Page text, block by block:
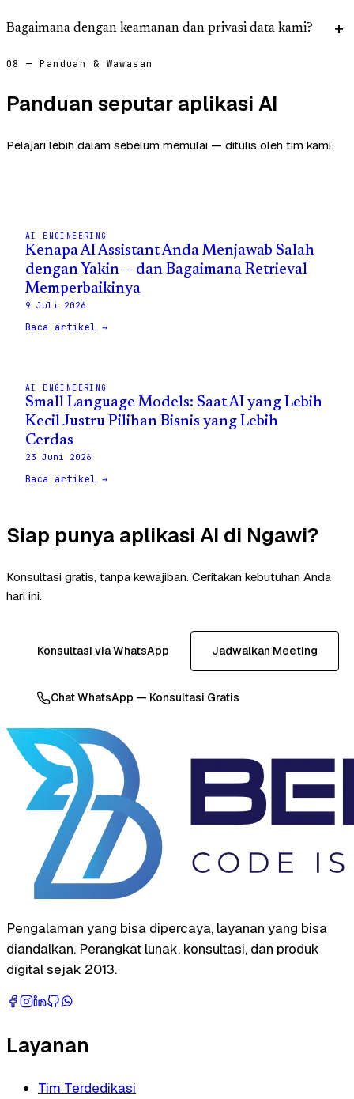
Bagaimana dengan keamanan dan privasi data kami?
08 — Panduan & Wawasan
Panduan seputar aplikasi AI
Pelajari lebih dalam sebelum memulai — ditulis oleh tim kami.
AI ENGINEERING
Kenapa AI Assistant Anda Menjawab Salah
dengan Yakin — dan Bagaimana Retrieval
Memperbaikinya
9 Juli 2026
Baca artikel →
AI ENGINEERING
Small Language Models: Saat AI yang Lebih
Kecil Justru Pilihan Bisnis yang Lebih
Cerdas
23 Juni 2026
Baca artikel →
Siap punya aplikasi AI di Ngawi?
Konsultasi gratis, tanpa kewajiban. Ceritakan kebutuhan Anda
hari ini.
Konsultasi via WhatsApp Jadwalkan Meeting
Chat WhatsApp — Konsultasi Gratis
Pengalaman yang bisa dipercaya, layanan yang bisa
diandalkan. Perangkat lunak, konsultasi, dan produk
digital sejak 2013.
Layanan
Tim Terdedikasi